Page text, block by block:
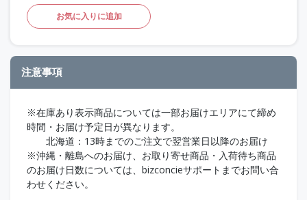
お気に入りに追加
注意事項
※在庫あり表示商品については一部お届けエリアにて締め
時間・お届け予定日が異なります。
北海道：13時までのご注文で翌営業日以降のお届け
※沖縄・離島へのお届け、お取り寄せ商品・入荷待ち商品
のお届け日数については、bizconcieサポートまでお問い合
わせください。